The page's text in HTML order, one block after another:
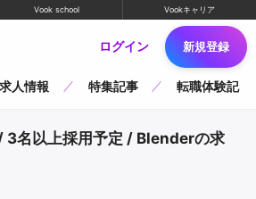
Vook school Vookキャリア
ログイン 新規登録
求人情報 特集記事 転職体験記
3名以上採用予定 / Blenderの求